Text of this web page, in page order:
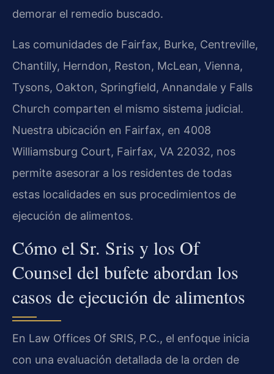
demorar el remedio buscado.
Las comunidades de Fairfax, Burke, Centreville,
Chantilly, Herndon, Reston, McLean, Vienna,
Tysons, Oakton, Springfield, Annandale y Falls
Church comparten el mismo sistema judicial.
Nuestra ubicación en Fairfax, en 4008
Williamsburg Court, Fairfax, VA 22032, nos
permite asesorar a los residentes de todas
estas localidades en sus procedimientos de
ejecución de alimentos.
Cómo el Sr. Sris y los Of
Counsel del bufete abordan los
casos de ejecución de alimentos
En Law Offices Of SRIS, P.C., el enfoque inicia
con una evaluación detallada de la orden de